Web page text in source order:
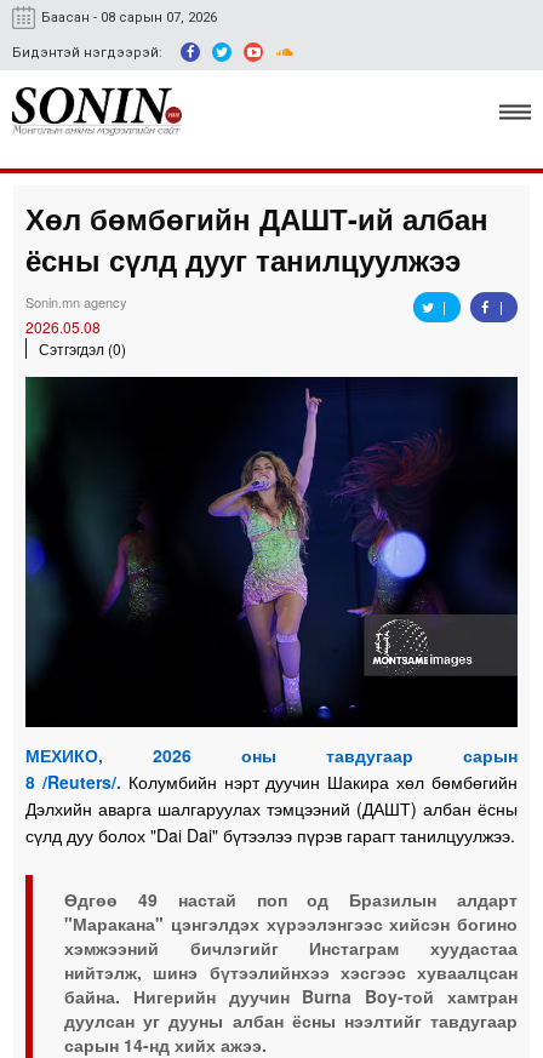
Баасан - 08 сарын 07, 2026
Бидэнтэй нэгдээрэй:
Улс төр, эдийн засаг
Гэмт хэрэг
Спорт
Easy news
Хөл бөмбөгийн ДАШТ-ий албан
ёсны сүлд дууг танилцуулжээ
Sonin.mn agency
2026.05.08
Сэтгэгдэл (0)
МЕХИКО, 2026 оны тавдугаар сарын
8 /Reuters/. Колумбийн нэрт дуучин Шакира хөл бөмбөгийн
Дэлхийн аварга шалгаруулах тэмцээний (ДАШТ) албан ёсны
сүлд дуу болох "Dai Dai" бүтээлээ пүрэв гарагт танилцуулжээ.
Өдгөө 49 настай поп од Бразилын алдарт
"Маракана" цэнгэлдэх хүрээлэнгээс хийсэн богино
хэмжээний бичлэгийг Инстаграм хуудастаа
нийтэлж, шинэ бүтээлийнхээ хэсгээс хуваалцсан
байна. Нигерийн дуучин Burna Boy-той хамтран
дуулсан уг дууны албан ёсны нээлтийг тавдугаар
сарын 14-нд хийх ажээ.